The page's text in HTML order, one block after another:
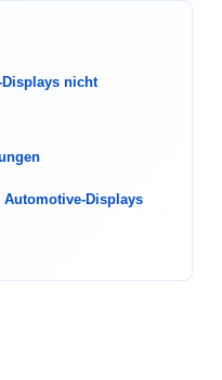
nicht
Displays